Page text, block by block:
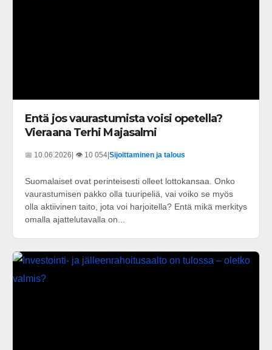
Entä jos vaurastumista voisi opetella?
Vieraana Terhi Majasalmi
📅 10.06.2026 | 👁️ 10 054 Sijoittaminen ja talous
Suomalaiset ovat perinteisesti olleet lottokansaa. Onko
vaurastumisen pakko olla tuuripeliä, vai voiko se myös
olla aktiivinen taito, jota voi harjoitella? Entä mikä merkitys
omalla ajattelutavalla on...